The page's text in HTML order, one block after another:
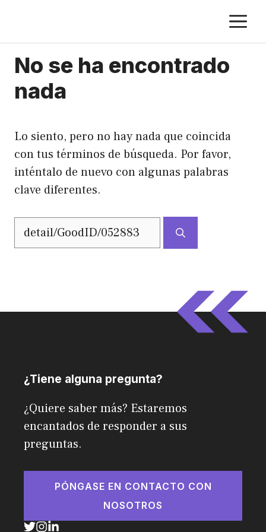
contenido
No se ha encontrado
nada
Lo siento, pero no hay nada que coincida
con tus términos de búsqueda. Por favor,
inténtalo de nuevo con algunas palabras
clave diferentes.
Buscar:
¿Tiene alguna pregunta?
¿Quiere saber más? Estaremos
encantados de responder a sus
preguntas.
PÓNGASE EN CONTACTO CON
NOSOTROS